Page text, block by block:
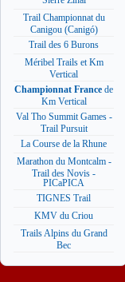
Trail Championnat du
Canigou (Canigó)
Trail des 6 Burons
Méribel Trails et Km
Vertical
Championnat France de
Km Vertical
Val Tho Summit Games -
Trail Pursuit
La Course de la Rhune
Marathon du Montcalm -
Trail des Novis -
PICaPICA
TIGNES Trail
KMV du Criou
Trails Alpins du Grand
Bec